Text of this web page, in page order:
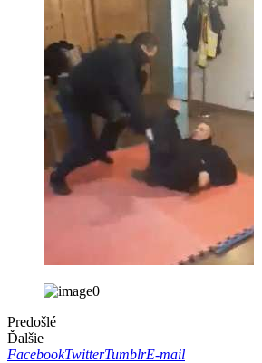
Predošlé
Ďalšie
FacebookTwitterTumblrE-mail